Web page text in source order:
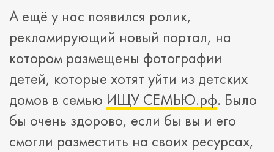
А ещё у нас появился ролик,
рекламирующий новый портал, на
котором размещены фотографии
детей, которые хотят уйти из детских
домов в семью ИЩУ СЕМЬЮ.рф. Было
бы очень здорово, если бы вы и его
смогли разместить на своих ресурсах,